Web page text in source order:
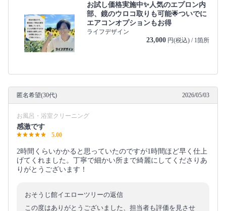
お試し価格実施中✨人気のエプロン内
部、鏡のウロコ取りも可能🌟ついでに
エアコンオプションもお得
ライフデザイン
23,000 円(税込) / 1箇所
匿名希望(30代) 2026/05/03
お風呂・浴室クリーニング
感激です
5.00
2時間くらいかかると思っていたのですが1時間ほど早く仕上
げてくれました。丁寧で細かい所まで綺麗にしてくださりあ
りがとうございます！
おそうじ館イエローツリーの返信
この度はありがとうございました、担当者も評価を見させ